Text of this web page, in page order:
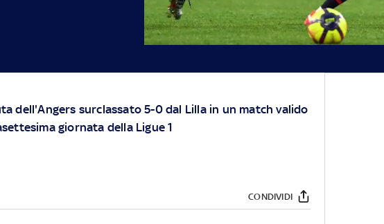
dell'Angers surclassato 5-0 dal Lilla in un match valido
giornata della Ligue 1
CONDIVIDI